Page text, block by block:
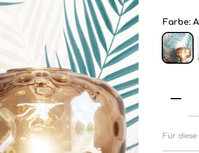
Farbe:
Für diese